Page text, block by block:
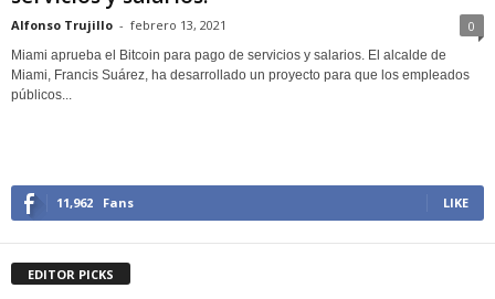
Alfonso Trujillo - febrero 13, 2021 0
Miami aprueba el Bitcoin para pago de servicios y salarios. El alcalde de
Miami, Francis Suárez, ha desarrollado un proyecto para que los empleados
públicos...
11,962 Fans LIKE
EDITOR PICKS